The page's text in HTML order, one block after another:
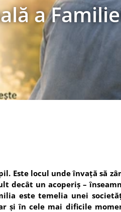
a
Este locul unde învață să
decât un acoperiș –
este temelia unei
și în cele mai dificile